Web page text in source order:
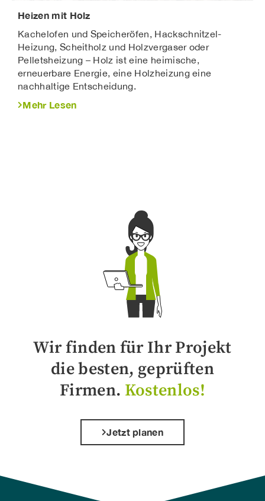
Heizen mit Holz
Kachelofen und Speicheröfen, Hackschnitzel-
Heizung, Scheitholz und Holzvergaser oder
Pelletsheizung – Holz ist eine heimische,
erneuerbare Energie, eine Holzheizung eine
nachhaltige Entscheidung.
Mehr Lesen
Wir finden für Ihr Projekt
die besten, geprüften
Firmen. Kostenlos!
Jetzt planen